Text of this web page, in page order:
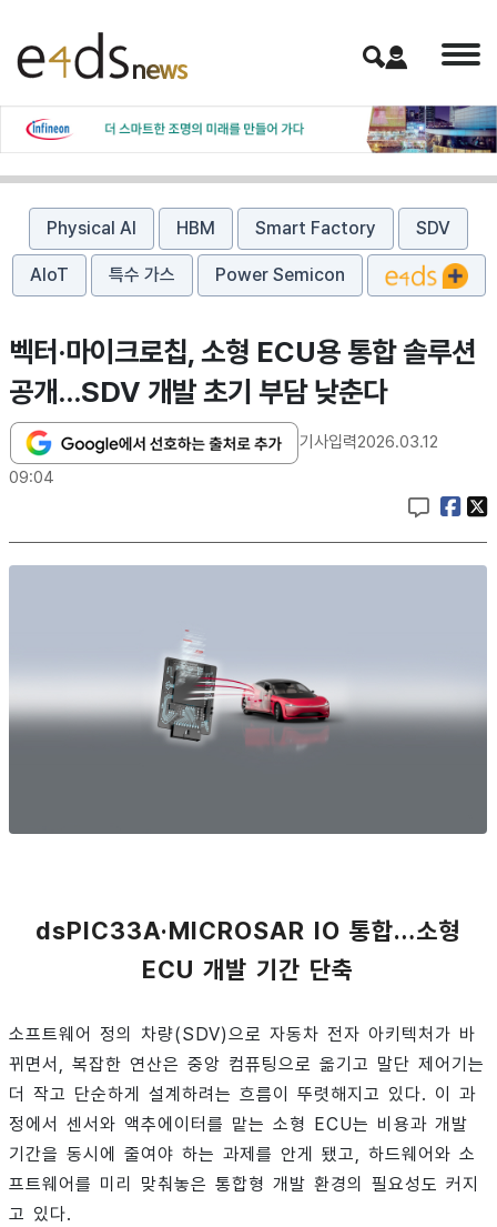
Physical AI HBM Smart Factory SDV
AIoT 특수 가스 Power Semicon
벡터·마이크로칩, 소형 ECU용 통합 솔루션
공개…SDV 개발 초기 부담 낮춘다
기사입력2026.03.12
09:04
dsPIC33A·MICROSAR IO 통합…소형
ECU 개발 기간 단축
소프트웨어 정의 차량(SDV)으로 자동차 전자 아키텍처가 바
뀌면서, 복잡한 연산은 중앙 컴퓨팅으로 옮기고 말단 제어기는
더 작고 단순하게 설계하려는 흐름이 뚜렷해지고 있다. 이 과
정에서 센서와 액추에이터를 맡는 소형 ECU는 비용과 개발
기간을 동시에 줄여야 하는 과제를 안게 됐고, 하드웨어와 소
프트웨어를 미리 맞춰놓은 통합형 개발 환경의 필요성도 커지
고 있다.